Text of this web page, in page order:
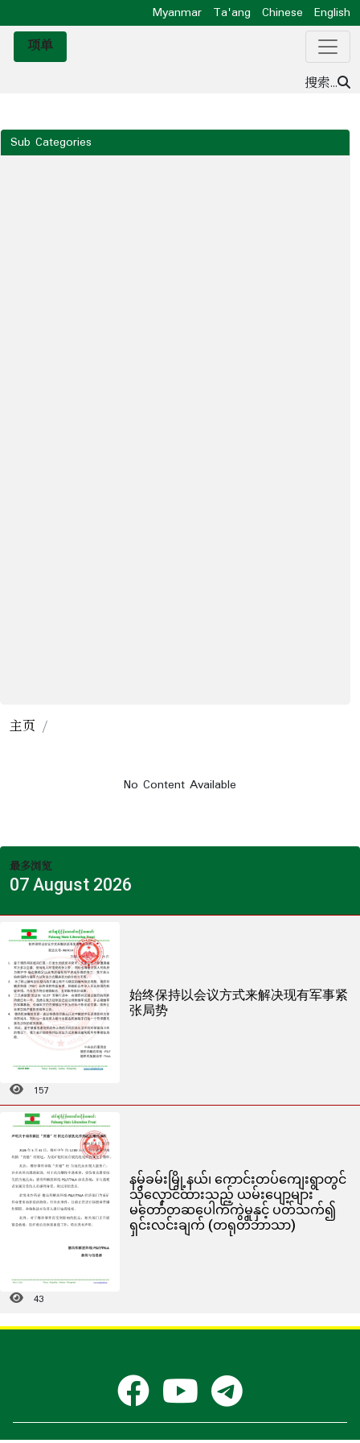
Myanmar Ta'ang Chinese
English
项单
搜索...
Sub Categories
主页
No Content Available
最多浏览
07 August 2026
始终保持以会议方式来解决现有军事紧
张局势
157
နမ့်ခမ်းမြို့နယ်၊ ကောင်းတပ်ကျေးရွာတွင်
သိုလှောင်ထားသည့် ယမ်းပျော့များ
မတော်တဆပေါက်ကွဲမှုနှင့် ပတ်သက်၍
ရှင်းလင်းချက် (တရုတ်ဘာသာ)
43